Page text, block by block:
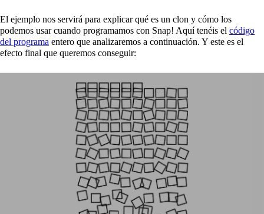
El ejemplo nos servirá para explicar qué es un clon y cómo los
podemos usar cuando programamos con Snap! Aquí tenéis el código
del programa entero que analizaremos a continuación. Y este es el
efecto final que queremos conseguir: